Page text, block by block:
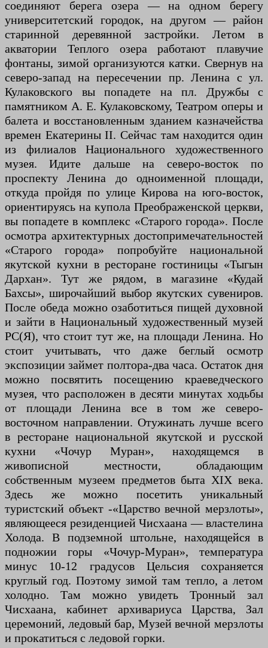
соединяют берега озера — на одном берегу
университетский городок, на другом — район
старинной деревянной застройки. Летом в
акватории Теплого озера работают плавучие
фонтаны, зимой организуются катки. Свернув на
северо-запад на пересечении пр. Ленина с ул.
Кулаковского вы попадете на пл. Дружбы с
памятником А. Е. Кулаковскому, Театром оперы и
балета и восстановленным зданием казначейства
времен Екатерины II. Сейчас там находится один
из филиалов Национального художественного
музея. Идите дальше на северо-восток по
проспекту Ленина до одноименной площади,
откуда пройдя по улице Кирова на юго-восток,
ориентируясь на купола Преображенской церкви,
вы попадете в комплекс «Старого города». После
осмотра архитектурных достопримечательностей
«Старого города» попробуйте национальной
якутской кухни в ресторане гостиницы «Тыгын
Дархан». Тут же рядом, в магазине «Кудай
Бахсы», широчайший выбор якутских сувениров.
После обеда можно озаботиться пищей духовной
и зайти в Национальный художественный музей
РС(Я), что стоит тут же, на площади Ленина. Но
стоит учитывать, что даже беглый осмотр
экспозиции займет полтора-два часа. Остаток дня
можно посвятить посещению краеведческого
музея, что расположен в десяти минутах ходьбы
от площади Ленина все в том же северо-
восточном направлении. Отужинать лучше всего
в ресторане национальной якутской и русской
кухни «Чочур Муран», находящемся в
живописной местности, обладающим
собственным музеем предметов быта XIX века.
Здесь же можно посетить уникальный
туристский объект -«Царство вечной мерзлоты»,
являющееся резиденцией Чисхаана — властелина
Холода. В подземной штольне, находящейся в
подножии горы «Чочур-Муран», температура
минус 10-12 градусов Цельсия сохраняется
круглый год. Поэтому зимой там тепло, а летом
холодно. Там можно увидеть Тронный зал
Чисхаана, кабинет архивариуса Царства, Зал
церемоний, ледовый бар, Музей вечной мерзлоты
и прокатиться с ледовой горки.